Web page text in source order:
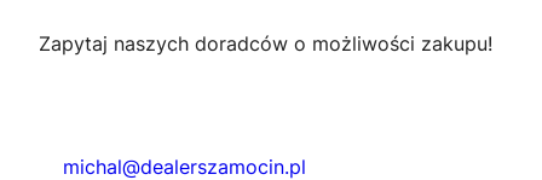
Zapytaj naszych doradców o możliwości zakupu!
michal@dealerszamocin.pl